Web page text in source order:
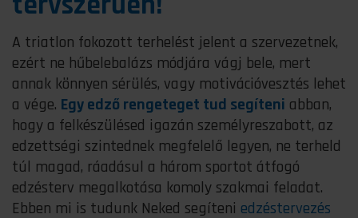
A triatlon fokozott terhelést jelent a szervezetnek,
ezért ne hűbelebalázs módjára vágj bele, mert
annak könnyen sérülés, vagy motivációvesztés lehet
a vége. Egy edző rengeteget tud segíteni abban,
hogy a felkészülésed igazán személyreszabott, az
edzettségi szintednek megfelelő legyen, ne terheld
túl magad, ráadásul a három sportot átfogó
edzésterv megalkotása komoly szakmai feladat.
Ebben mi is tudunk Neked segíteni edzéstervezés